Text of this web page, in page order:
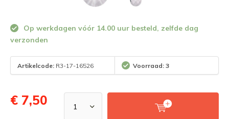
Op werkdagen vóór 14.00 uur besteld, zelfde dag
verzonden
Artikelcode: R3-17-16526 Voorraad: 3
€ 7,50